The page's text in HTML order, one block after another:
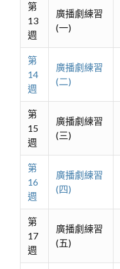
第
13
週
廣播劇練習
(一)
第
14
週
廣播劇練習
(二)
第
15
週
廣播劇練習
(三)
第
16
週
廣播劇練習
(四)
第
17
週
廣播劇練習
(五)